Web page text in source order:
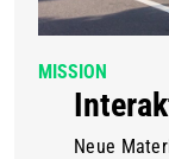
MISSION
Neue